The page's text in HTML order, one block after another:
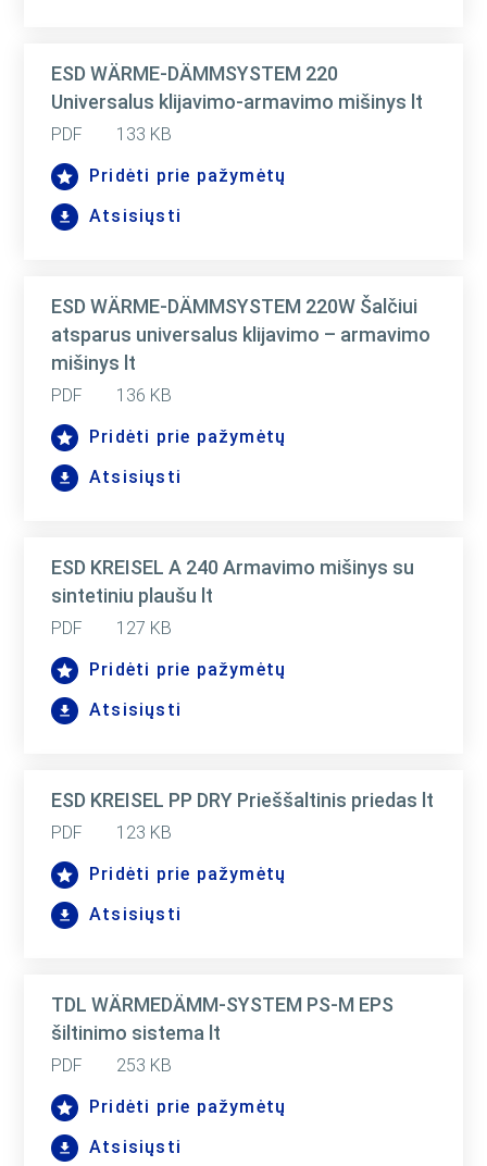
ESD WÄRME-DÄMMSYSTEM 220
Universalus klijavimo-armavimo mišinys lt
PDF
133 KB
Pridėti prie pažymėtų
Atsisiųsti
ESD WÄRME-DÄMMSYSTEM 220W Šalčiui
atsparus universalus klijavimo – armavimo
mišinys lt
PDF
136 KB
Pridėti prie pažymėtų
Atsisiųsti
ESD KREISEL A 240 Armavimo mišinys su
sintetiniu plaušu lt
PDF
127 KB
Pridėti prie pažymėtų
Atsisiųsti
ESD KREISEL PP DRY Prieššaltinis priedas lt
PDF
123 KB
Pridėti prie pažymėtų
Atsisiųsti
TDL WÄRMEDÄMM-SYSTEM PS-M EPS
šiltinimo sistema lt
PDF
253 KB
Pridėti prie pažymėtų
Atsisiųsti